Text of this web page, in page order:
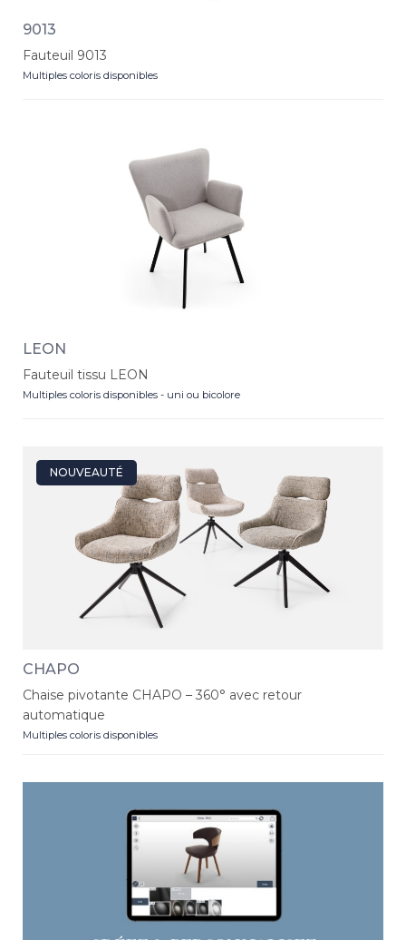
9013
Fauteuil 9013
Multiples coloris disponibles
LEON
Fauteuil tissu LEON
Multiples coloris disponibles - uni ou bicolore
NOUVEAUTÉ
CHAPO
Chaise pivotante CHAPO – 360° avec retour
automatique
Multiples coloris disponibles